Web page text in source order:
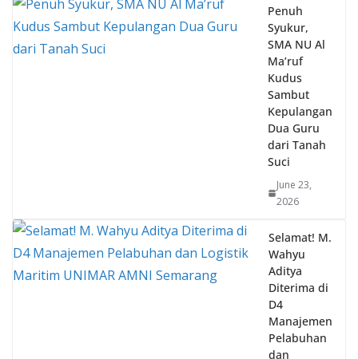
Syukur,
SMA NU Al
Ma’ruf
Kudus
Sambut
Kepulangan
Dua Guru
dari Tanah
Suci
June 23,
2026
Wahyu
Aditya
Diterima di
D4
Manajemen
Pelabuhan
dan
Logistik